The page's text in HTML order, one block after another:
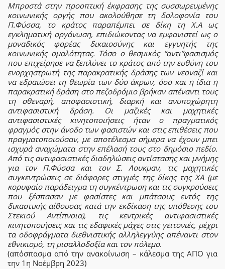
Μπροστά στην προοπτική έκφρασης της συσσωρευμένης
κοινωνικής οργής που ακολούθησε τη δολοφονία του
Π.Φύσσα, το κράτος παραπέμπει σε δίκη τη Χ.Α ως
εγκληματική οργάνωση, επιδιώκοντας να εμφανιστεί ως ο
μοναδικός φορέας δικαιοσύνης και εγγυητής της
κοινωνικής ομαλότητας. Τόσο ο θεσμικός “αντι”φασισμός
που επιχείρησε να ξεπλύνει το κράτος από την ευθύνη του
ενορχηστρωτή της παρακρατικής δράσης των νεοναζί και
να εδραιώσει τη θεωρία των δύο άκρων, όσο και η ίδια η
παρακρατική δράση στο πεζοδρόμιο βρήκαν απέναντι τους
τη σθεναρή, αποφασιστική, διαρκή και ανυποχώρητη
αντιφασιστική δράση. Οι μαζικές και μαχητικές
αντιφασιστικές κινητοποιήσεις ήταν ο πραγματικός
φραγμός στην άνοδο των φασιστών και στις επιθέσεις που
πραγματοποιούσαν, με αποτέλεσμα σήμερα να έχουν μπει
ισχυρά αναχώματα στην επέλασή τους στο δημόσιο πεδίο.
Από τις αντιφασιστικές διαδηλώσεις αντίστασης και μνήμης
για τον Π.Φύσσα και τον Σ. Λουκμαν, τις μαχητικές
συγκεντρώσεις σε διάφορες στιγμές της δίκης της ΧΑ (με
κορυφαίο παράδειγμα τη συγκέντρωση και τις συγκρούσεις
που ξέσπασαν με φασίστες και μπάτσους εντός της
δικαστικής αίθουσας κατά την εκδίκαση της υπόθεσης του
Στεκιού Αντίπνοια), τις κεντρικές αντιφασιστικές
κινητοποιήσεις και τις εδαφικές μάχες στις γειτονιές, μέχρι
τα οδοφράγματα διεθνιστικής αλληλεγγύης απέναντι στον
εθνικισμό, τη μισαλλοδοξία και τον πόλεμο.
(απόσπασμα από την ανακοίνωση – κάλεσμα της ΑΠΟ για
την 1η Νοέμβρη 2023)